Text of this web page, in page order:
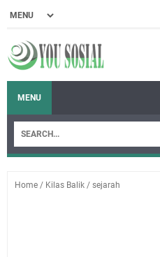
MENU
Home / Kilas Balik / sejarah